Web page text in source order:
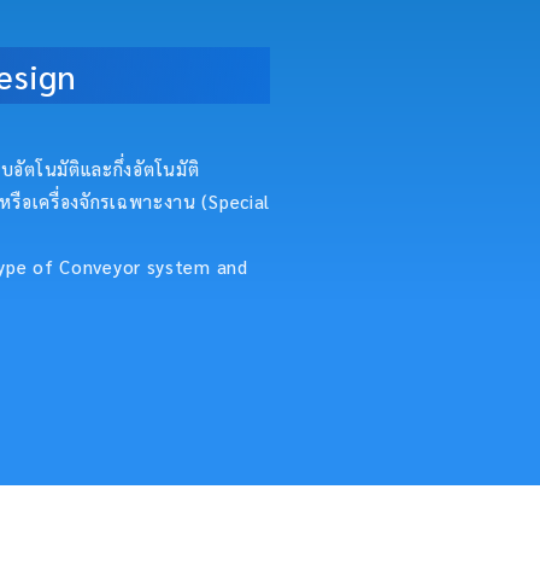
อัตโนมัติและกึ่งอัตโนมัติ
อเครื่องจักรเฉพาะงาน (Special
of Conveyor system and